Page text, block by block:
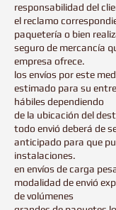
responsabilidad del
el reclamo
paquetería o bien
seguro de mercancía
empresa ofrece.
los envíos por este
estimado para su
hábiles dependiendo
de la ubicación del
todo envió deberá de
anticipado para que
instalaciones.
en envíos de carga
modalidad de envió
de volúmenes